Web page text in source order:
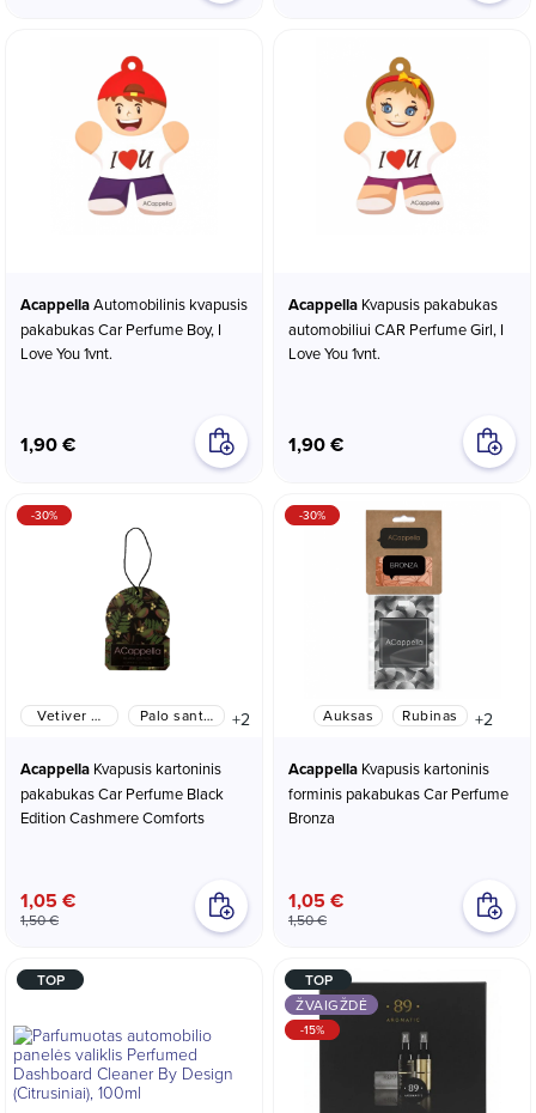
Acappella
pakabukas Car Perfume Boy, I
Love You 1vnt.
1,90 €
Acappella
automobiliui CAR Perfume Girl, I
Love You 1vnt.
1,90 €
Vetiver &
Palo santo
+2
Acappella
pakabukas Car Perfume Black
Edition Cashmere Comforts
1,05 €
1,50 €
-30%
Auksas Rubinas +2
Acappella
forminis pakabukas Car Perfume
Bronza
1,05 €
1,50 €
-30%
TOP
TOP
ŽVAIGŽDĖ
-15%